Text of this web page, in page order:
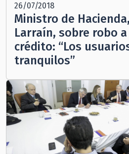
26/07/2018
Ministro de
Larraín, sobre robo
crédito: “Los
tranquilos”